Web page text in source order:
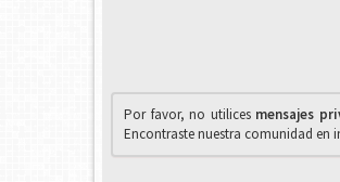
Por favor, no utilices mensajes
Encontraste nuestra comunidad en